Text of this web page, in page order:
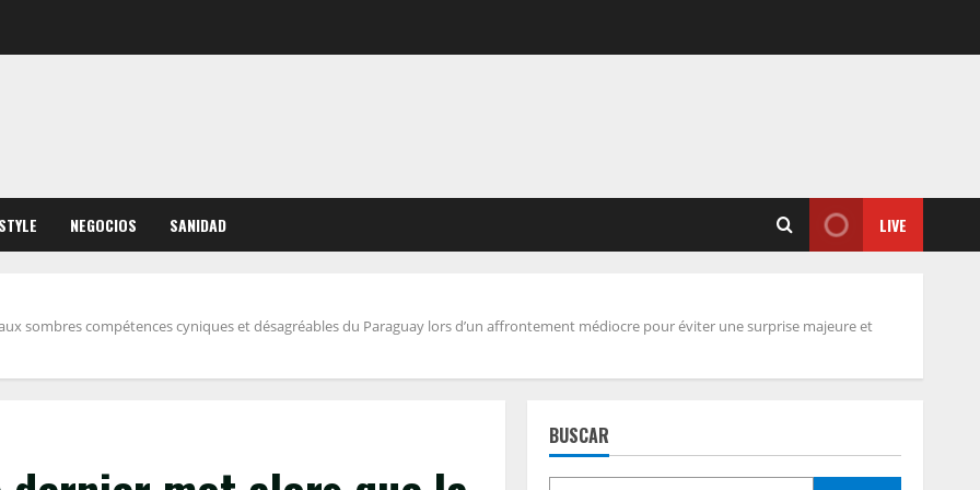
NEGOCIOS SANIDAD LIVE
sombres compétences cyniques et désagréables du Paraguay lors d’un affrontement médiocre pour éviter une surprise majeure et
BUSCAR